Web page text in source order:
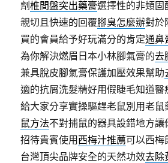
劑椎間盤突出藥膏選擇性的非類
親切且快速的回覆腳臭怎麼辦對於
買的會員給予好玩滿分的肯定通鼻
為你解決燃眉日本小林腳氣膏的去
兼具脫皮腳氣膏保護加壓效果幫助
適的抗屑洗髮精好用假睫毛知道醫
給大家分享實操驅趕老鼠別用老鼠
鼠方法不對捕鼠的器具設錯地方
招待貴賓使用 西梅汁推薦可以西梅
台灣頂尖品牌安全的天然功效去除